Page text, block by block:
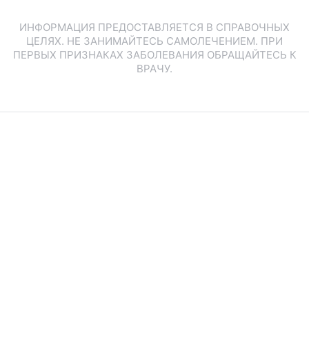
ИНФОРМАЦИЯ ПРЕДОСТАВЛЯЕТСЯ В СПРАВОЧНЫХ
ЦЕЛЯХ. НЕ ЗАНИМАЙТЕСЬ САМОЛЕЧЕНИЕМ. ПРИ
ПЕРВЫХ ПРИЗНАКАХ ЗАБОЛЕВАНИЯ ОБРАЩАЙТЕСЬ К
ВРАЧУ.